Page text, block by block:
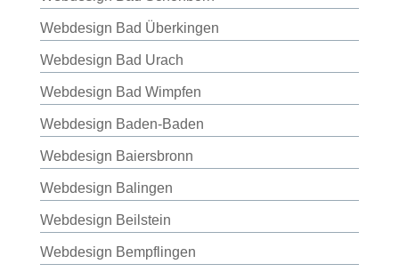
Webdesign Bad Überkingen
Webdesign Bad Urach
Webdesign Bad Wimpfen
Webdesign Baden-Baden
Webdesign Baiersbronn
Webdesign Balingen
Webdesign Beilstein
Webdesign Bempflingen